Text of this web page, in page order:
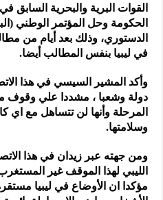
القوات البرية والبحرية السابق
الحكومة وحل المؤتمر الوطني
الدستوري، وذلك بعد أيام من
في ليبيا بنفس المطالب أيضا.
وأكد المشير السيسي في هذا
دولة وشعبا ، مشددا علي وقوف
المرحلة وأنها لن تتساهل مع اي
وسلامتها.
ومن جهته عبر زيدان في هذا
الليبي لهذا الموقف غير
مؤكدا ان الأوضاع في ليبيا